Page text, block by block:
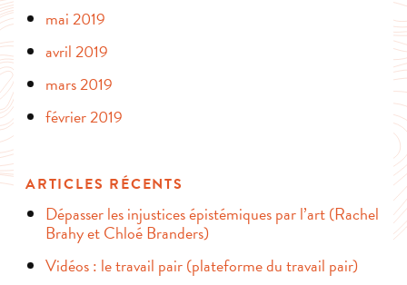
mai 2019
avril 2019
mars 2019
février 2019
ARTICLES RÉCENTS
Dépasser les injustices épistémiques par l’art (Rachel
Brahy et Chloé Branders)
Vidéos : le travail pair (plateforme du travail pair)